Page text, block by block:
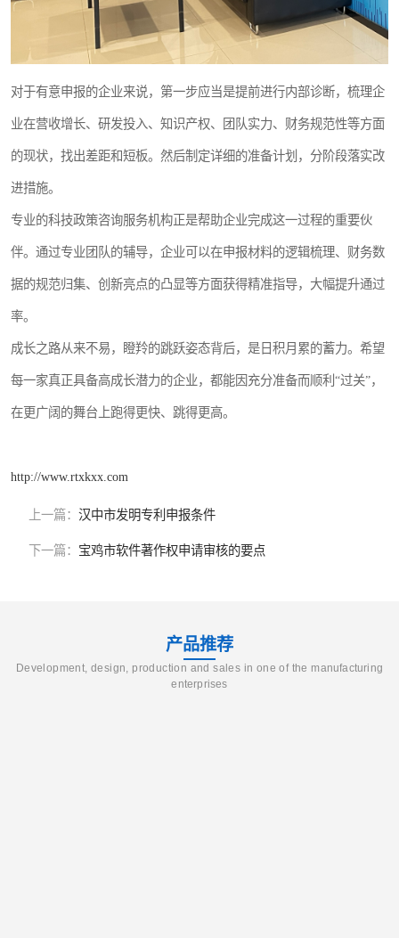
对于有意申报的企业来说，第一步应当是提前进行内部诊断，梳理企
业在营收增长、研发投入、知识产权、团队实力、财务规范性等方面
的现状，找出差距和短板。然后制定详细的准备计划，分阶段落实改
进措施。
专业的科技政策咨询服务机构正是帮助企业完成这一过程的重要伙
伴。通过专业团队的辅导，企业可以在申报材料的逻辑梳理、财务数
据的规范归集、创新亮点的凸显等方面获得精准指导，大幅提升通过
率。
成长之路从来不易，瞪羚的跳跃姿态背后，是日积月累的蓄力。希望
每一家真正具备高成长潜力的企业，都能因充分准备而顺利“过关”，
在更广阔的舞台上跑得更快、跳得更高。
http://www.rtxkxx.com
上一篇： 汉中市发明专利申报条件
下一篇： 宝鸡市软件著作权申请审核的要点
产品推荐
Development, design, production and sales in one of the manufacturing
enterprises